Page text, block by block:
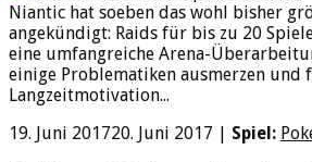
Niantic hat soeben das wohl bisher
angekündigt: Raids für bis zu 20
eine umfangreiche Arena-
einige Problematiken ausmerzen und
Langzeitmotivation...
19. Juni 201720. Juni 2017 | Spiel: